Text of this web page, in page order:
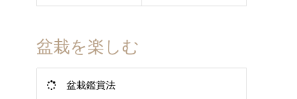
盆栽を楽しむ
盆栽鑑賞法